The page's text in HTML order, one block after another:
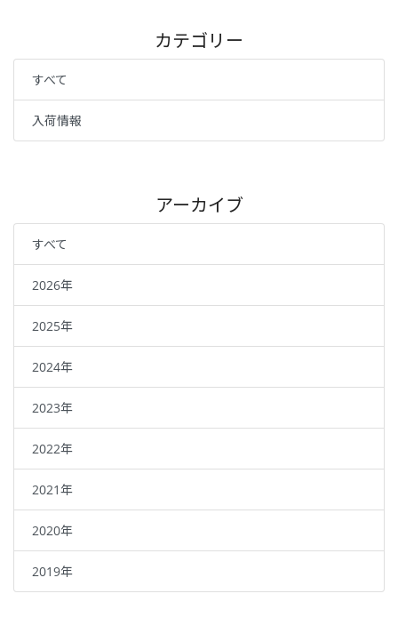
カテゴリー
すべて
入荷情報
アーカイブ
すべて
2026年
2025年
2024年
2023年
2022年
2021年
2020年
2019年